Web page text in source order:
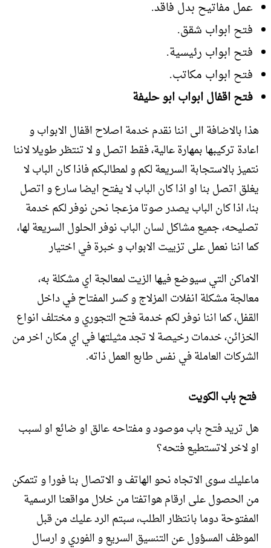
عمل مفاتيح بدل فاقد.
فتح ابواب شقق.
فتح ابواب رئيسية.
فتح ابواب مكاتب.
فتح اقفال ابواب ابو حليفة
هذا بالاضافة الى اننا نقدم خدمة اصلاح اقفال الابواب و
اعادة تركيبها بمهارة عالية، فقط اتصل و لا تنتظر طويلا لاننا
نتميز بالاستجابة السريعة لكم و لمطالبكم فاذا كان الباب لا
يغلق اتصل بنا او اذا كان الباب لا يفتح ايضا سارع و اتصل
بنا، اذا كان الباب يصدر صوتا مزعجا نحن نوفر لكم خدمة
تصليحه، جميع مشاكل لسان الباب نوفر الحلول السريعة لها،
كما اننا نعمل على تزييت الابواب و خبرة في اختيار
الاماكن التي سيوضع فيها الزيت لمعالجة اي مشكلة به،
معالجة مشكلة انفلات المزلاج و كسر المفتاح في داخل
القفل، كما اننا نوفر لكم خدمة فتح التجوري و مختلف انواع
الخزائن، خدمات رخيصة لا تجد مثيلتها في اي مكان اخر من
الشركات العاملة في نفس طابع العمل ذاته.
فتح باب الكويت
هل تريد فتح باب موصود و مفتاحه عالق او ضائع او لسبب
او لاخر لاتستطيع فتحه؟
ماعليك سوى الاتجاه نحو الهاتف و الاتصال بنا فورا و تتمكن
من الحصول على ارقام هواتفتا من خلال مواقعنا الرسمية
المفتوحة دوما بانتظار الطلب، سبتم الرد عليك من قبل
الموظف المسؤول عن التنسيق السريع و الفوري و ارسال